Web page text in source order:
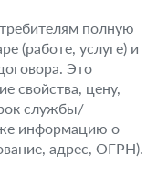
полную
(работе, услуге) и
Это
свойства, цену,
службы/
информацию о
адрес, ОГРН).